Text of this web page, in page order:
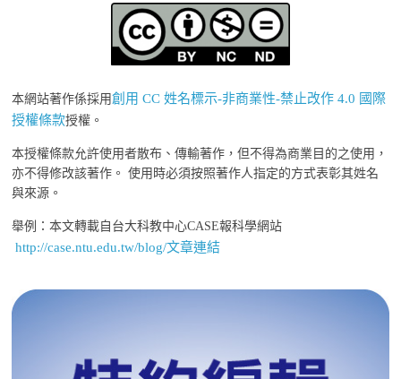
本網站著作係採用創用 CC 姓名標示-非商業性-禁止改作 4.0 國際
授權條款授權。
本授權條款允許使用者散布、傳輸著作，但不得為商業目的之使用，
亦不得修改該著作。 使用時必須按照著作人指定的方式表彰其姓名
與來源。
舉例：本文轉載自台大科教中心CASE報科學網站
http://case.ntu.edu.tw/blog/文章連結